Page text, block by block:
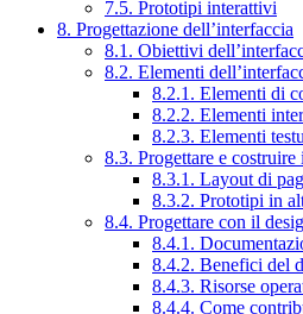
7.5. Prototipi interattivi
8. Progettazione dell’interfaccia
8.1. Obiettivi
8.2. Elementi
8.2.1. Elementi di
8.2.2. Elementi
8.2.3. Elementi
8.3. Progettare e costruire
8.3.1. Layout di
8.3.2. Prototipi in
8.4. Progettare con il
8.4.1.
8.4.2. Benefici del
8.4.3. Risorse
8.4.4. Come